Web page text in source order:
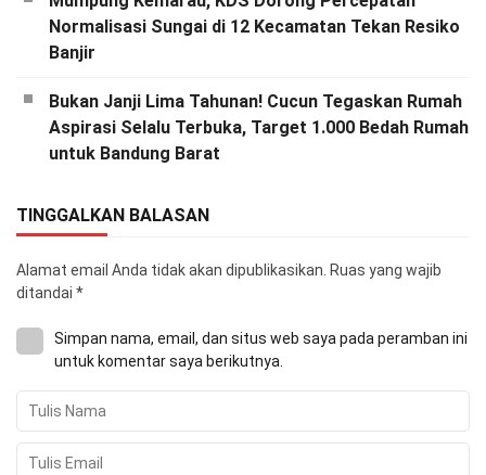
Normalisasi Sungai di 12 Kecamatan Tekan Resiko
Banjir
Bukan Janji Lima Tahunan! Cucun Tegaskan Rumah
Aspirasi Selalu Terbuka, Target 1.000 Bedah Rumah
untuk Bandung Barat
TINGGALKAN BALASAN
Alamat email Anda tidak akan dipublikasikan. Ruas yang wajib
ditandai *
Simpan nama, email, dan situs web saya pada peramban ini
untuk komentar saya berikutnya.